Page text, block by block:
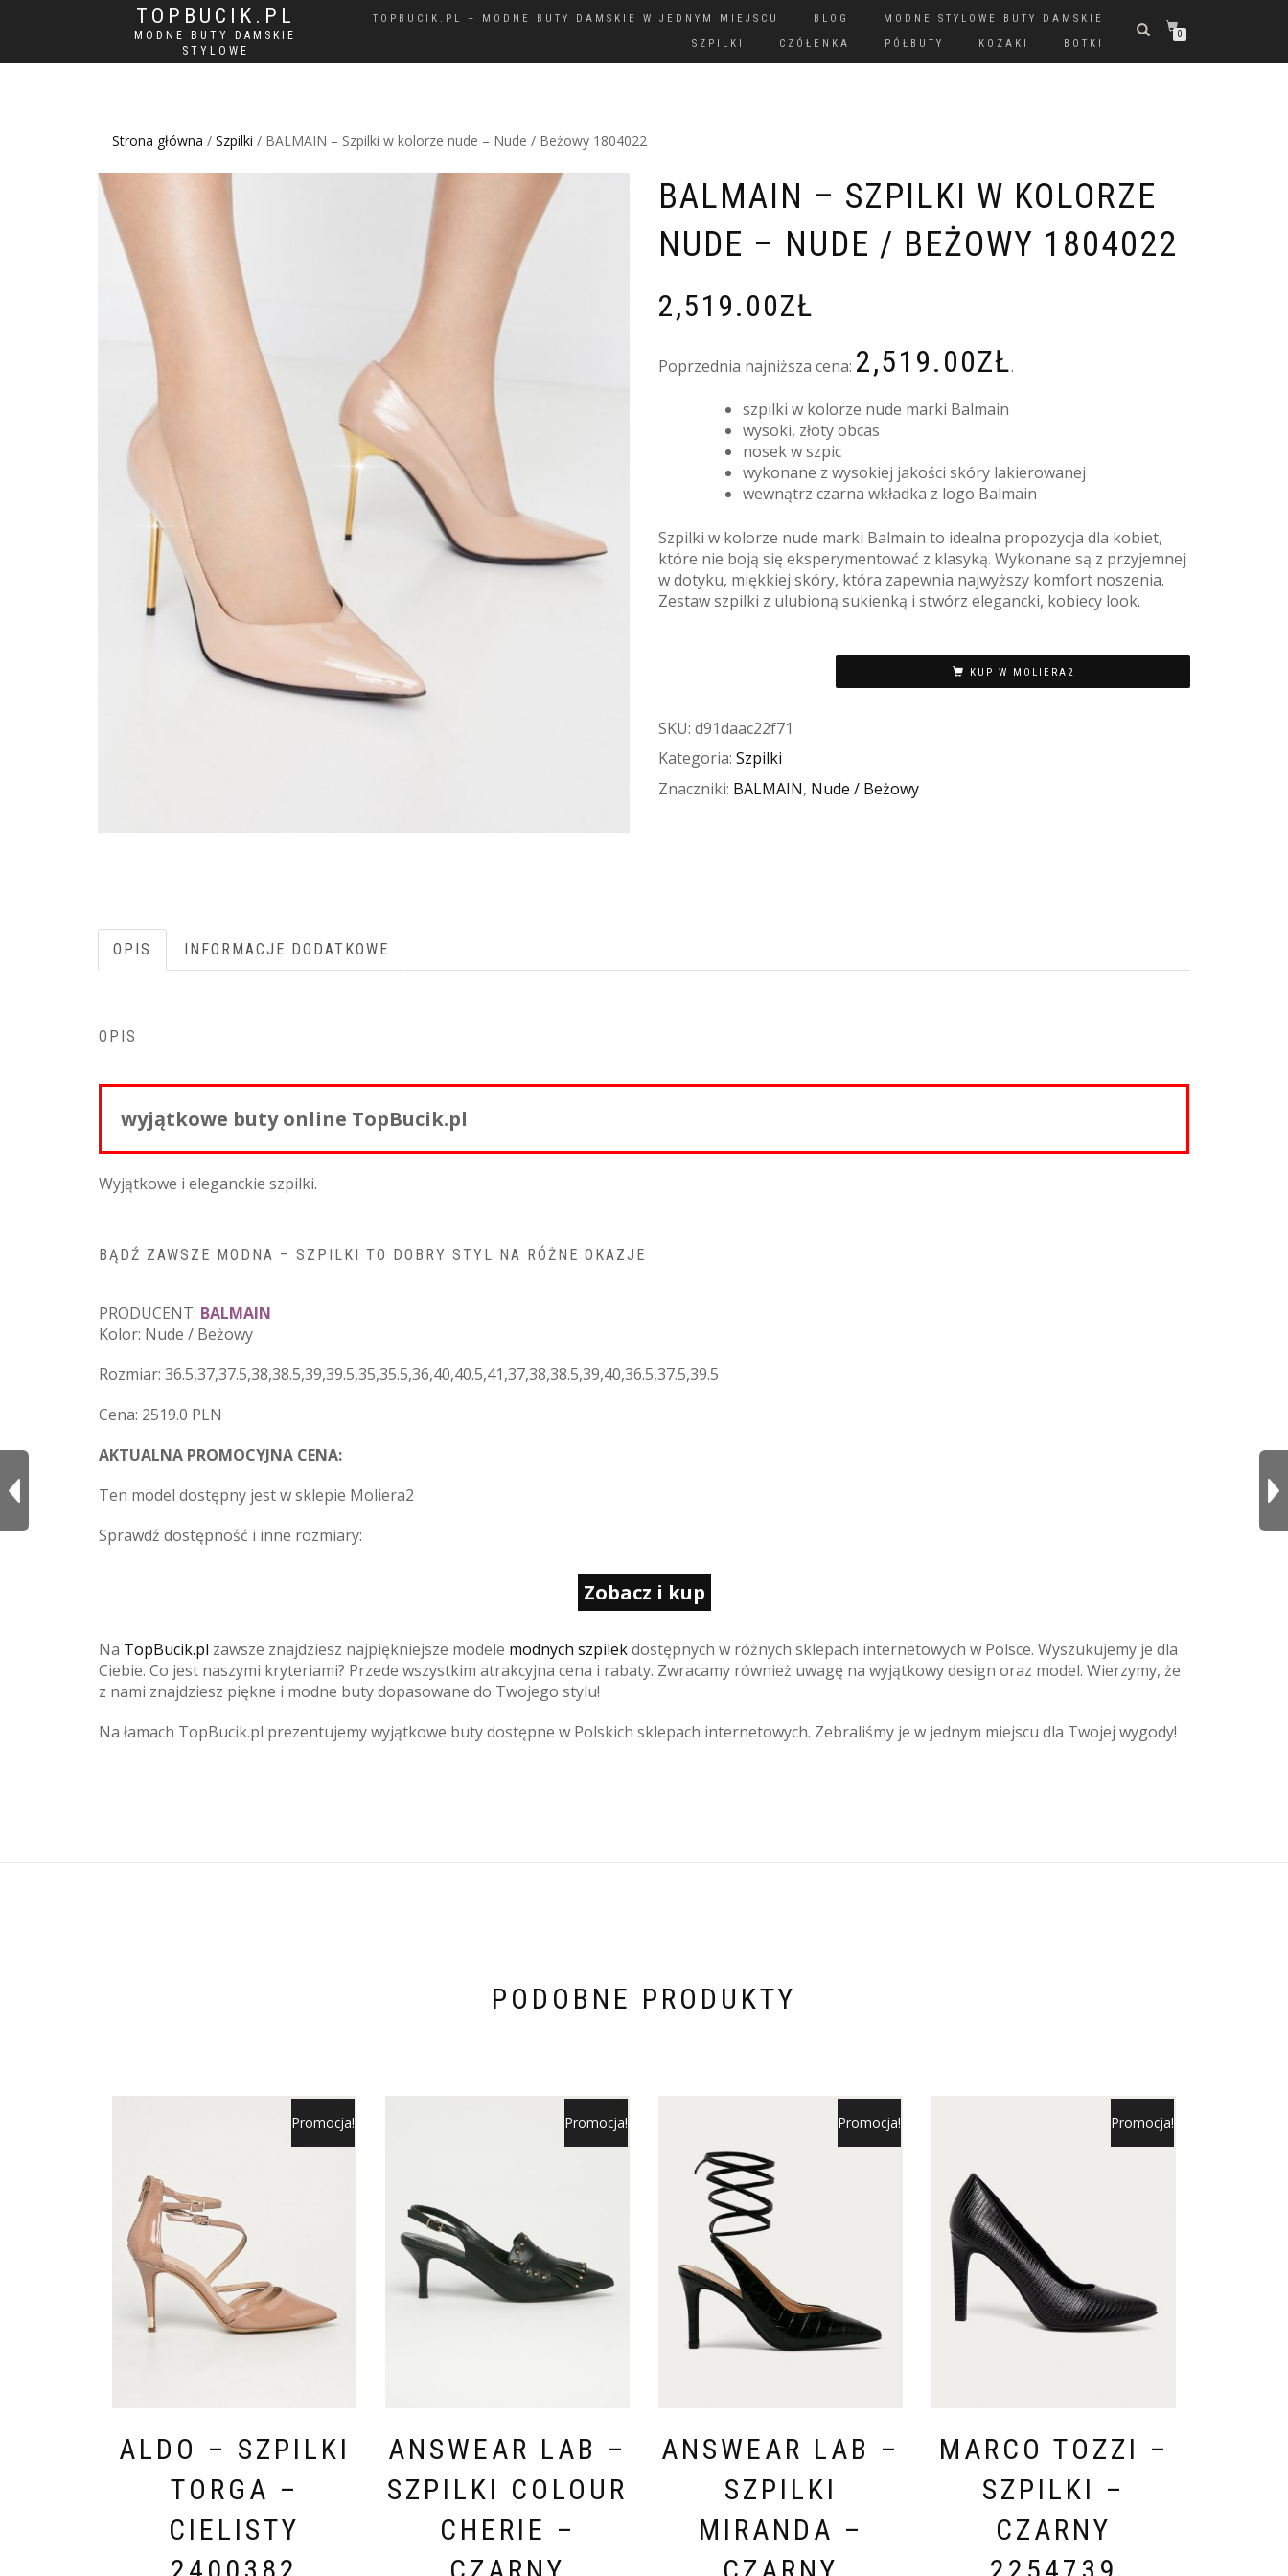
TOPBUCIK.PL
MODNE BUTY DAMSKIE
STYLOWE
TOPBUCIK.PL – MODNE BUTY DAMSKIE W JEDNYM MIEJSCU BLOG
MODNE STYLOWE BUTY DAMSKIE
SZPILKI
CZÓŁENKA PÓŁBUTY KOZAKI BOTKI
0
Strona główna / Szpilki / BALMAIN – Szpilki w kolorze nude – Nude / Beżowy 1804022
BALMAIN – SZPILKI W KOLORZE
NUDE – NUDE / BEŻOWY 1804022
2,519.00ZŁ
Poprzednia najniższa cena: 2,519.00ZŁ.
szpilki w kolorze nude marki Balmain
wysoki, złoty obcas
nosek w szpic
wykonane z wysokiej jakości skóry lakierowanej
wewnątrz czarna wkładka z logo Balmain
Szpilki w kolorze nude marki Balmain to idealna propozycja dla kobiet,
które nie boją się eksperymentować z klasyką. Wykonane są z przyjemnej
w dotyku, miękkiej skóry, która zapewnia najwyższy komfort noszenia.
Zestaw szpilki z ulubioną sukienką i stwórz elegancki, kobiecy look.
KUP W MOLIERA2
SKU: d91daac22f71
Kategoria: Szpilki
Znaczniki: BALMAIN, Nude / Beżowy
OPIS INFORMACJE DODATKOWE
OPIS
wyjątkowe buty online TopBucik.pl
Wyjątkowe i eleganckie szpilki.
BĄDŹ ZAWSZE MODNA – SZPILKI TO DOBRY STYL NA RÓŻNE OKAZJE
PRODUCENT: BALMAIN
Kolor: Nude / Beżowy
Rozmiar: 36.5,37,37.5,38,38.5,39,39.5,35,35.5,36,40,40.5,41,37,38,38.5,39,40,36.5,37.5,39.5
Cena: 2519.0 PLN
AKTUALNA PROMOCYJNA CENA:
Ten model dostępny jest w sklepie Moliera2
Sprawdź dostępność i inne rozmiary:
Zobacz i kup
Na TopBucik.pl zawsze znajdziesz najpiękniejsze modele modnych szpilekdostępnych w różnych sklepach internetowych w Polsce. Wyszukujemy je dla
Ciebie. Co jest naszymi kryteriami? Przede wszystkim atrakcyjna cena i rabaty. Zwracamy również uwagę na wyjątkowy design oraz model. Wierzymy, że
z nami znajdziesz piękne i modne buty dopasowane do Twojego stylu!
Na łamach TopBucik.pl prezentujemy wyjątkowe buty dostępne w Polskich sklepach internetowych. Zebraliśmy je w jednym miejscu dla Twojej wygody!
PODOBNE PRODUKTY
ALDO – SZPILKI
TORGA –
CIELISTY
Promocja!
ANSWEAR LAB –
SZPILKI COLOUR
CHERIE –
Promocja!
ANSWEAR LAB –
SZPILKI
MIRANDA –
Promocja!
MARCO TOZZI –
SZPILKI –
CZARNY
Promocja!